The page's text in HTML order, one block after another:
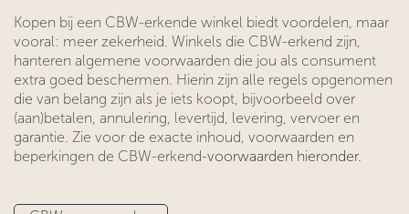
​Kopen bij een CBW-erkende winkel biedt voordelen, maar
vooral: meer zekerheid. Winkels die CBW-erkend zijn,
hanteren algemene voorwaarden ​die jou als consument
extra goed beschermen. Hierin zijn alle regels ​opgenomen
die van belang zijn als je iets koopt, bijvoorbeeld over
(aan)betalen, annulering, levertijd, levering, vervoer en
garantie. Zie voor ​de exacte inhoud, voorwaarden en
beperkingen de CBW-erkend-voorwaarden hieronder.